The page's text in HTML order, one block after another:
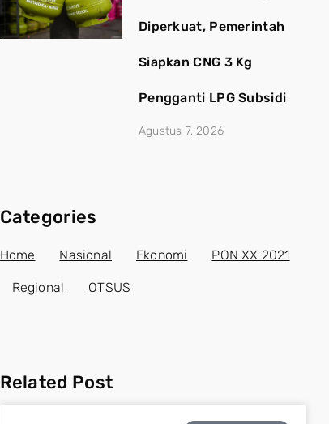
Diperkuat, Pemerintah
Siapkan CNG 3 Kg
Pengganti LPG Subsidi
Agustus 7, 2026
Categories
Home Nasional Ekonomi PON XX 2021
Regional OTSUS
Related Post